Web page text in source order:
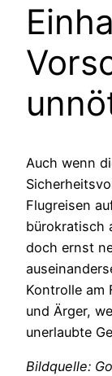
Auch wenn
Flugreisen
bürokratisch
doch ernst
Kontrolle am
und Ärger,
unerlaubte
Bildquelle: